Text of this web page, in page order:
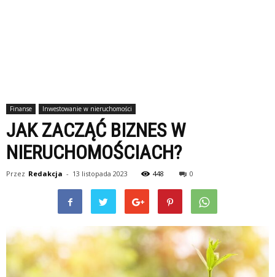
Finanse Inwestowanie w nieruchomości
JAK ZACZĄĆ BIZNES W
NIERUCHOMOŚCIACH?
Przez Redakcja - 13 listopada 2023 448 0